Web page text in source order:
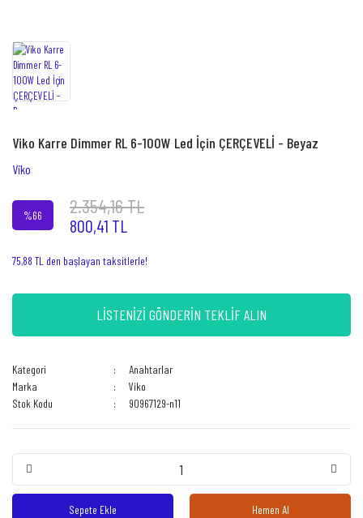
Viko Karre Dimmer RL 6-100W Led İçin ÇERÇEVELİ - Beyaz
Viko
%66 2.354,16 TL
800,41 TL
75,88 TL den başlayan taksitlerle!
LİSTENİZİ GÖNDERİN TEKLİF ALIN
Kategori
Anahtarlar
Marka
Viko
Stok Kodu
90967129-n11
Sepete Ekle Hemen Al